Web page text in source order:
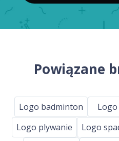
Powiązane
Logo badminton
Logo plywanie
Logo